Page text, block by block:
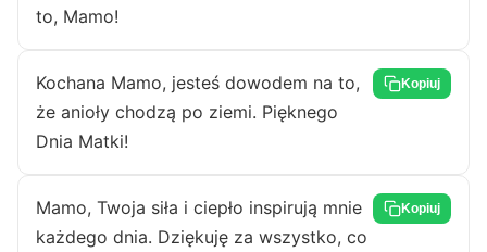
to, Mamo!
Kochana Mamo, jesteś dowodem na to,
że anioły chodzą po ziemi. Pięknego
Dnia Matki!
Kopiuj
Mamo, Twoja siła i ciepło inspirują mnie
każdego dnia. Dziękuję za wszystko, co
Kopiuj